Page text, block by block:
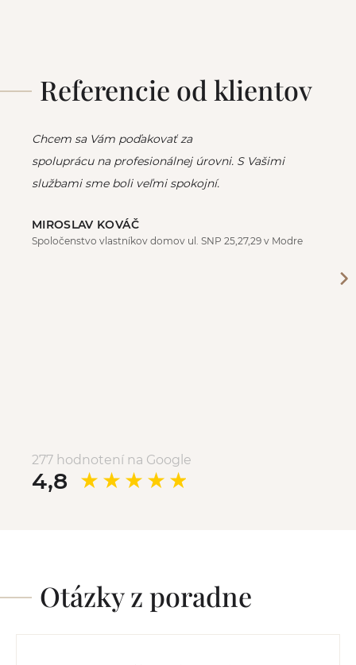
Referencie od klientov
Chcem sa Vám poďakovať za
spoluprácu na profesionálnej úrovni. S Vašimi
službami sme boli veľmi spokojní.
MIROSLAV KOVÁČ
Spoločenstvo vlastníkov domov ul. SNP 25,27,29 v Modre
277 hodnotení na Google
4,8
Otázky z poradne